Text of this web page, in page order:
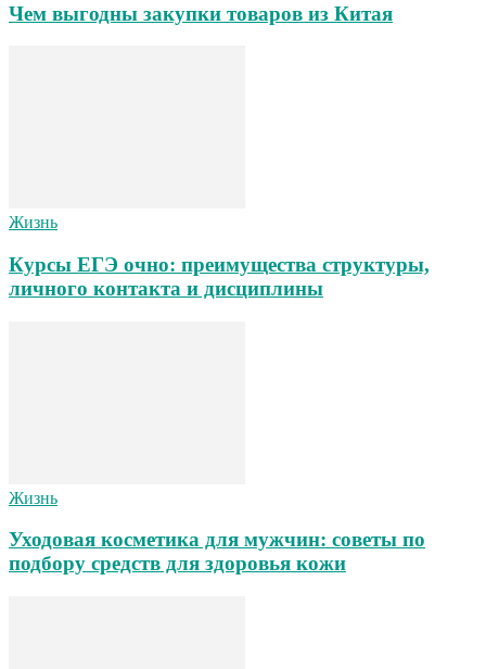
Чем выгодны закупки товаров из Китая
Жизнь
Курсы ЕГЭ очно: преимущества структуры,
личного контакта и дисциплины
Жизнь
Уходовая косметика для мужчин: советы по
подбору средств для здоровья кожи